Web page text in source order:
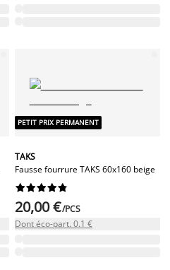
PETIT PRIX PERMANENT
TAKS
Fausse fourrure TAKS 60x160 beige






20,00 €/PCS
Dont éco-part. 0.1 €